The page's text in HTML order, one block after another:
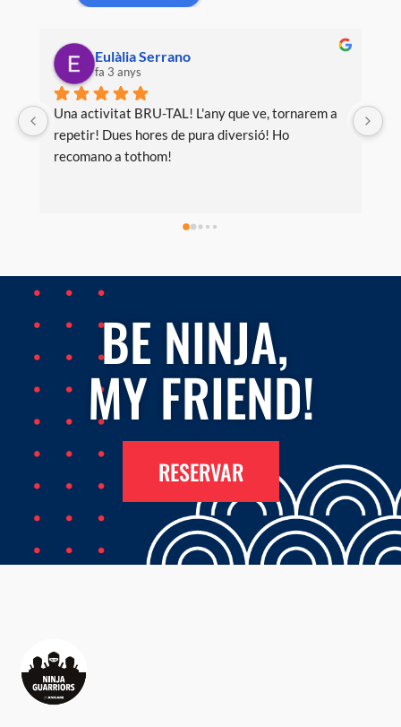
Eulàlia Serrano
fa 3 anys
Una activitat BRU-TAL! L'any que ve, tornarem a
repetir! Dues hores de pura diversió! Ho
recomano a tothom!
BE NINJA,
MY FRIEND!
RESERVAR